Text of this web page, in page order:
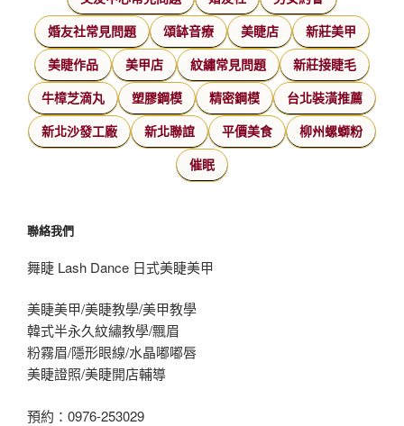
婚友社常見問題 頌缽音療 美睫店 新莊美甲
美睫作品 美甲店 紋繡常見問題 新莊接睫毛
牛樟芝滴丸 塑膠鋼模 精密鋼模 台北裝潢推薦
新北沙發工廠 新北聯誼 平價美食 柳州螺螄粉
催眠
聯絡我們
舞睫 Lash Dance 日式美睫美甲
美睫美甲/美睫教學/美甲教學
韓式半永久紋繡教學/飄眉
粉霧眉/隱形眼線/水晶嘟嘟唇
美睫證照/美睫開店輔導
預約：0976-253029